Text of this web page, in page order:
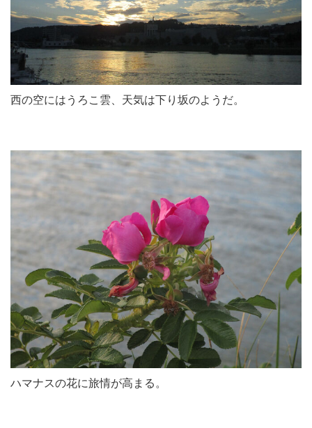
西の空にはうろこ雲、天気は下り坂のようだ。
ハマナスの花に旅情が高まる。